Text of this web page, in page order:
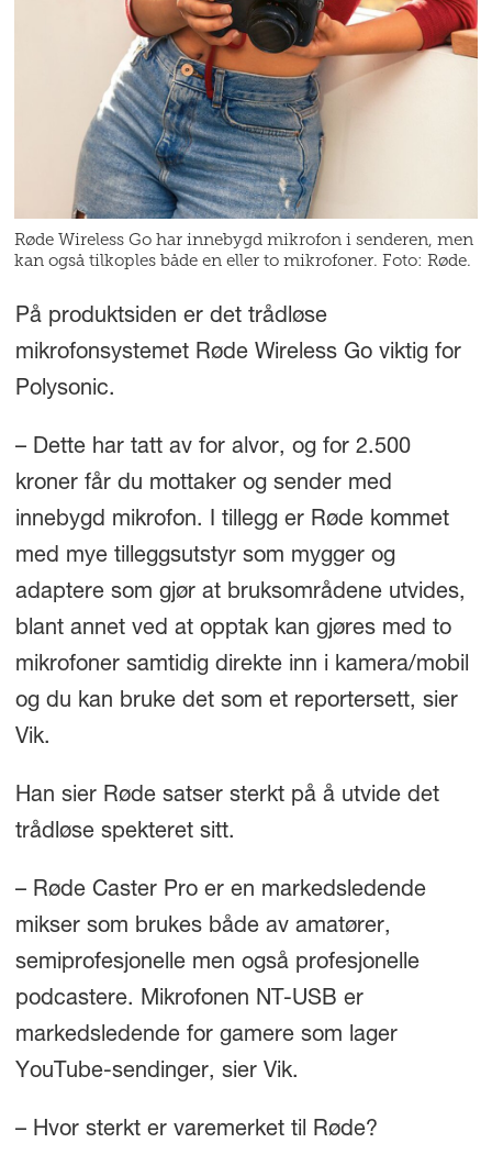
Røde Wireless Go har innebygd mikrofon i senderen, men
kan også tilkoples både en eller to mikrofoner. Foto: Røde.
På produktsiden er det trådløse
mikrofonsystemet Røde Wireless Go viktig for
Polysonic.
– Dette har tatt av for alvor, og for 2.500
kroner får du mottaker og sender med
innebygd mikrofon. I tillegg er Røde kommet
med mye tilleggsutstyr som mygger og
adaptere som gjør at bruksområdene utvides,
blant annet ved at opptak kan gjøres med to
mikrofoner samtidig direkte inn i kamera/mobil
og du kan bruke det som et reportersett, sier
Vik.
Han sier Røde satser sterkt på å utvide det
trådløse spekteret sitt.
– Røde Caster Pro er en markedsledende
mikser som brukes både av amatører,
semiprofesjonelle men også profesjonelle
podcastere. Mikrofonen NT-USB er
markedsledende for gamere som lager
YouTube-sendinger, sier Vik.
– Hvor sterkt er varemerket til Røde?